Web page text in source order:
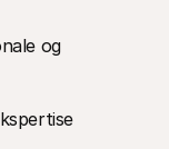
og